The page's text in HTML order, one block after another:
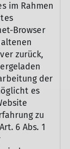
im Rahmen
Browser
zurück,
der
es
zu
6 Abs. 1